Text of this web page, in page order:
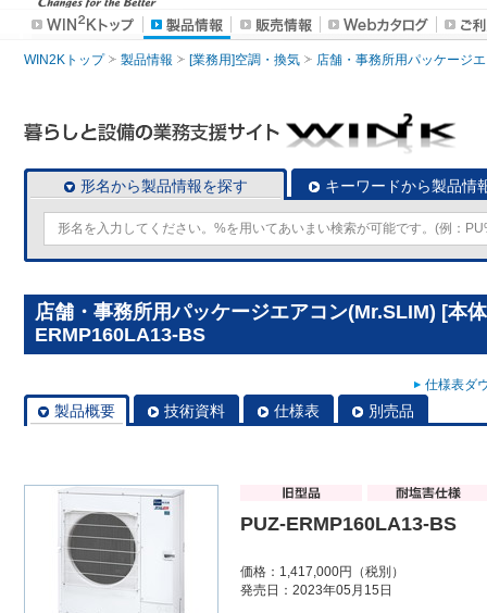
WIN2Kトップ 製品情報 [業務用]空調・換気 店舗・事務所用パッケージ
形名から製品情報を探す キーワードから製品情
店舗・事務所用パッケージエアコン(Mr.SLIM) [本
ERMP160LA13-BS
仕様表ダ
製品概要 技術資料 仕様表 別売品
PUZ-ERMP160LA13-BS
価格：1,417,000円（税別）
発売日：2023年05月15日